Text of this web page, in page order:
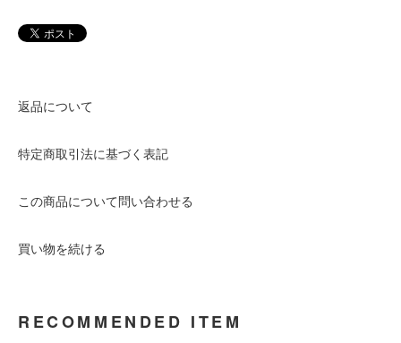
返品について
特定商取引法に基づく表記
この商品について問い合わせる
買い物を続ける
RECOMMENDED ITEM